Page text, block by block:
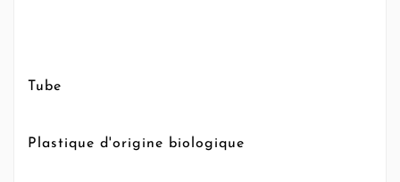
Tube
Plastique d'origine biologique